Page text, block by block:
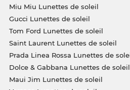
Miu Miu Lunettes de soleil
Gucci Lunettes de soleil
Tom Ford Lunettes de soleil
Saint Laurent Lunettes de soleil
Prada Linea Rossa Lunettes de
Dolce & Gabbana Lunettes de soleil
Maui Jim Lunettes de soleil